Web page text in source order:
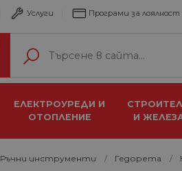
Услуги Програми за лоялност
ЕЛЕКТРОУРЕДИ И
ОТОПЛЕНИЕ
И
Ръчни инструменти Гедорета